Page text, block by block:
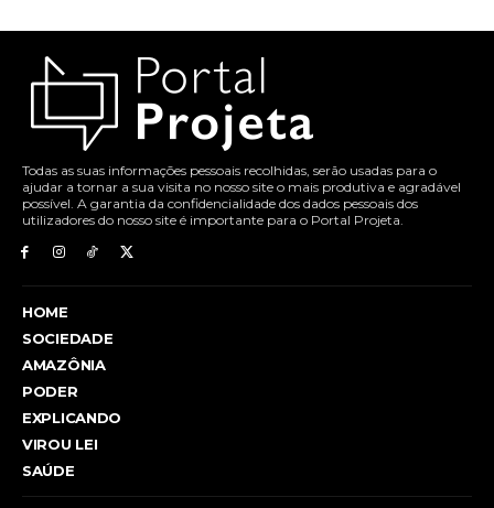
Todas as suas informações pessoais recolhidas, serão usadas para o
ajudar a tornar a sua visita no nosso site o mais produtiva e agradável
possível. A garantia da confidencialidade dos dados pessoais dos
utilizadores do nosso site é importante para o Portal Projeta.
HOME
SOCIEDADE
AMAZÔNIA
PODER
EXPLICANDO
VIROU LEI
SAÚDE